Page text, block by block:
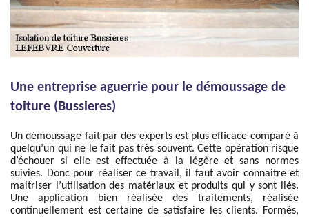
Une entreprise aguerrie pour le démoussage de
toiture (Bussieres)
Un démoussage fait par des experts est plus efficace comparé à
quelqu’un qui ne le fait pas très souvent. Cette opération risque
d’échouer si elle est effectuée à la légère et sans normes
suivies. Donc pour réaliser ce travail, il faut avoir connaitre et
maitriser l’utilisation des matériaux et produits qui y sont liés.
Une application bien réalisée des traitements, réalisée
continuellement est certaine de satisfaire les clients. Formés,